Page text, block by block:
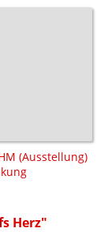
(Ausstellung)
Herz"